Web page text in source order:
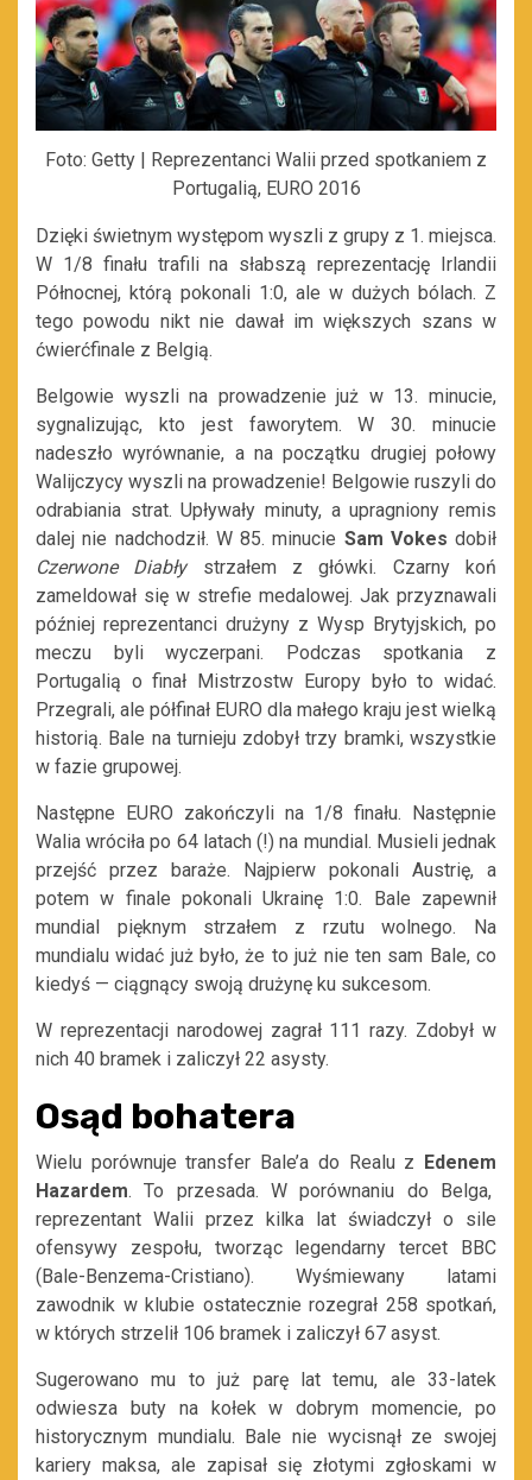
Foto: Getty | Reprezentanci Walii przed spotkaniem z
Portugalią, EURO 2016
Dzięki świetnym występom wyszli z grupy z 1. miejsca.
W 1/8 finału trafili na słabszą reprezentację Irlandii
Północnej, którą pokonali 1:0, ale w dużych bólach. Z
tego powodu nikt nie dawał im większych szans w
ćwierćfinale z Belgią.
Belgowie wyszli na prowadzenie już w 13. minucie,
sygnalizując, kto jest faworytem. W 30. minucie
nadeszło wyrównanie, a na początku drugiej połowy
Walijczycy wyszli na prowadzenie! Belgowie ruszyli do
odrabiania strat. Upływały minuty, a upragniony remis
dalej nie nadchodził. W 85. minucie Sam Vokes dobił
Czerwone Diabłystrzałem z główki. Czarny koń
zameldował się w strefie medalowej. Jak przyznawali
później reprezentanci drużyny z Wysp Brytyjskich, po
meczu byli wyczerpani. Podczas spotkania z
Portugalią o finał Mistrzostw Europy było to widać.
Przegrali, ale półfinał EURO dla małego kraju jest wielką
historią. Bale na turnieju zdobył trzy bramki, wszystkie
w fazie grupowej.
Następne EURO zakończyli na 1/8 finału. Następnie
Walia wróciła po 64 latach (!) na mundial. Musieli jednak
przejść przez baraże. Najpierw pokonali Austrię, a
potem w finale pokonali Ukrainę 1:0. Bale zapewnił
mundial pięknym strzałem z rzutu wolnego. Na
mundialu widać już było, że to już nie ten sam Bale, co
kiedyś — ciągnący swoją drużynę ku sukcesom.
W reprezentacji narodowej zagrał 111 razy. Zdobył w
nich 40 bramek i zaliczył 22 asysty.
Osąd bohatera
Wielu porównuje transfer Bale’a do Realu z Edenem
Hazardem. To przesada. W porównaniu do Belga,
reprezentant Walii przez kilka lat świadczył o sile
ofensywy zespołu, tworząc legendarny tercet BBC
(Bale-Benzema-Cristiano). Wyśmiewany latami
zawodnik w klubie ostatecznie rozegrał 258 spotkań,
w których strzelił 106 bramek i zaliczył 67 asyst.
Sugerowano mu to już parę lat temu, ale 33-latek
odwiesza buty na kołek w dobrym momencie, po
historycznym mundialu. Bale nie wycisnął ze swojej
kariery maksa, ale zapisał się złotymi zgłoskami w